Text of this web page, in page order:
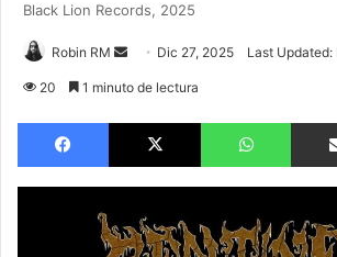
Black Lion Records, 2025
Robin RM
Send Dic 27, 2025 Last Updated:
20 1 minuto de lectura
Facebook X